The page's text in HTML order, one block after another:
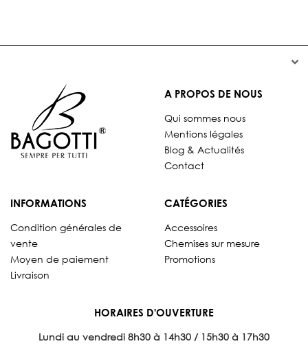


A PROPOS DE NOUS
Qui sommes nous
Mentions légales
Blog & Actualités
Contact
INFORMATIONS
Condition générales de
vente
Moyen de paiement
Livraison
CATÉGORIES
Accessoires
Chemises sur mesure
Promotions
HORAIRES D'OUVERTURE
Lundi au vendredi 8h30 à 14h30 / 15h30 à 17h30